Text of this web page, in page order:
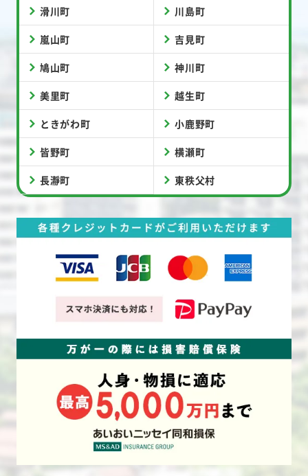
滑川町 川島町
嵐山町 吉見町
鳩山町 神川町
美里町 越生町
ときがわ町 小鹿野町
皆野町 横瀬町
長瀞町 東秩父村